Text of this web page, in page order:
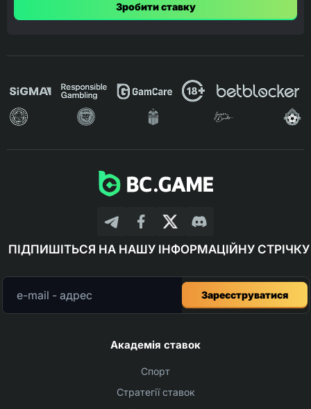
Зробити ставку
ПІДПИШІТЬСЯ НА НАШУ ІНФОРМАЦІЙНУ СТРІЧКУ
Зареєструватися
Академія ставок
Спорт
Стратегії ставок